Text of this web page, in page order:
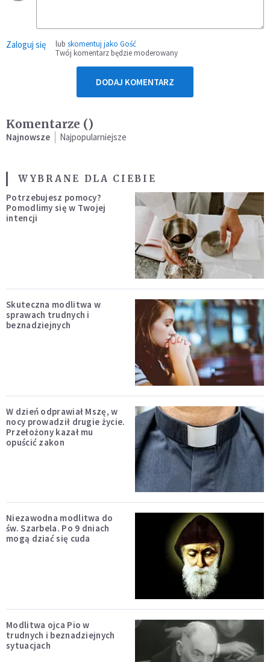
Zaloguj się lub skomentuj jako Gość
Twój komentarz będzie moderowany
DODAJ KOMENTARZ
Komentarze ()
Najnowsze Najpopularniejsze
WYBRANE DLA CIEBIE
Potrzebujesz pomocy?
Pomodlimy się w Twojej
intencji
Skuteczna modlitwa w
sprawach trudnych i
beznadziejnych
W dzień odprawiał Mszę, w
nocy prowadził drugie życie.
Przełożony kazał mu
opuścić zakon
Niezawodna modlitwa do
św. Szarbela. Po 9 dniach
mogą dziać się cuda
Modlitwa ojca Pio w
trudnych i beznadziejnych
sytuacjach